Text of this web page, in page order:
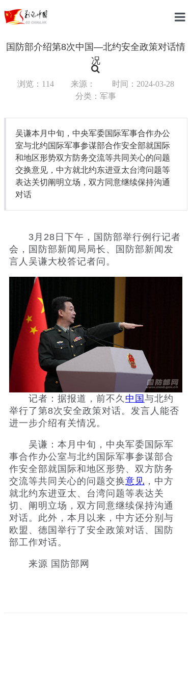
国际
财经
教育
体育
社会
国防部介绍第8次中国—北约安全政策对话情
况
浏览：114 来源：
时间：2024-03-28
分类：军事
吴谦本月中旬，中央军委国际军事合作办公
室与北约国际军事参谋部合作安全部就国际
和地区形势双方防务交流等共同关心的问题
交换意见，中方就北约东进亚太台湾问题等
表达关切阐明立场，双方同意继续保持沟通
对话
3月28日下午，国防部举行例行记者
会，国防部新闻局局长、国防部新闻发
言人吴谦大校答记者问。
记者：据报道，前不久 中国 与北约
举行了第8次安全政策对话。发言人能否
进一步介绍有关情况。
吴谦：本月中旬，中央军委国际军
事合作办公室与北约国际军事参谋部合
作安全部就国际和地区形势、双方防务
交流等共同关心的问题交换意见 ，中方
就北约东进亚太、台湾问题等表达关
切、阐明立场，双方同意继续保持沟通
对话。此外，本月以来，中方还分别与
欧盟、德国举行了安全政策对话、国防
部工作对话。
来源 国防部网